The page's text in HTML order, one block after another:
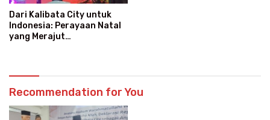
Dari Kalibata City untuk
Indonesia: Perayaan Natal
yang Merajut
Recommendation for You